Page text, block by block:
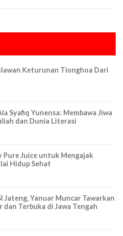
Keturunan Tionghoa Dari
Syafiq Yunensa: Membawa Jiwa
dan Dunia Literasi
Pure Juice untuk Mengajak
Hidup Sehat
Jateng, Yanuar Muncar Tawarkan
dan Terbuka di Jawa Tengah